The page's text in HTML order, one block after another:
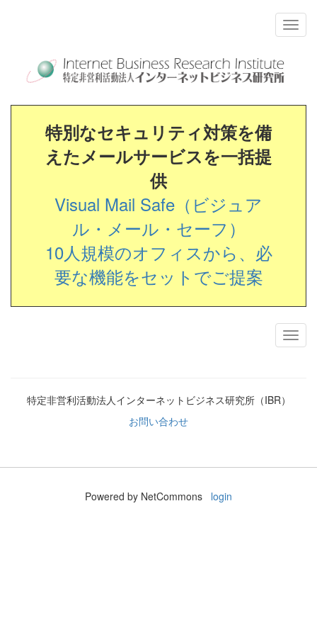
特別なセキュリティ対策を備
えたメールサービスを一括提
供
Visual Mail Safe（ビジュア
ル・メール・セーフ）
10人規模のオフィスから、必
要な機能をセットでご提案
特定非営利活動法人インターネットビジネス研究所（IBR）
お問い合わせ
Powered by NetCommons login